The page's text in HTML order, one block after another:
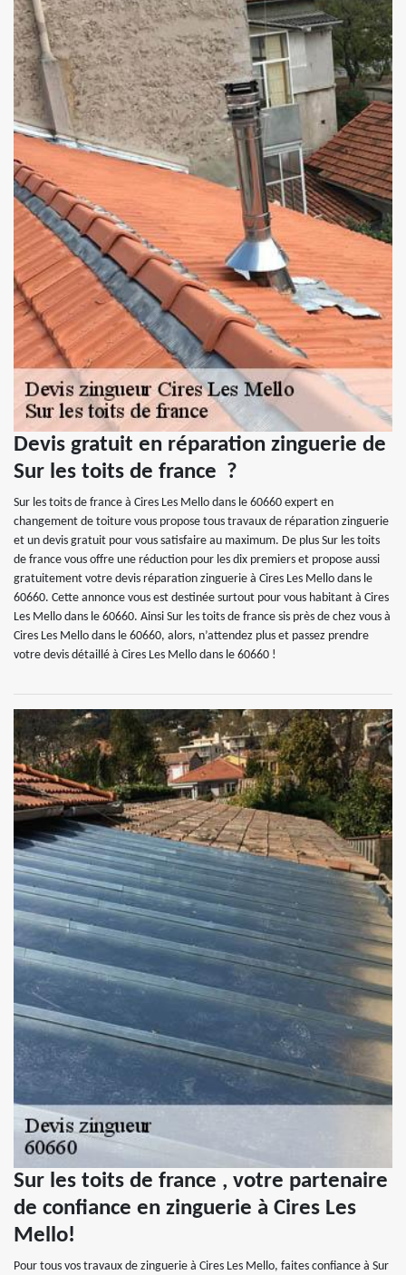
Devis gratuit en réparation zinguerie de
Sur les toits de france ?
Sur les toits de france à Cires Les Mello dans le 60660 expert en
changement de toiture vous propose tous travaux de réparation zinguerie
et un devis gratuit pour vous satisfaire au maximum. De plus Sur les toits
de france vous offre une réduction pour les dix premiers et propose aussi
gratuitement votre devis réparation zinguerie à Cires Les Mello dans le
60660. Cette annonce vous est destinée surtout pour vous habitant à Cires
Les Mello dans le 60660. Ainsi Sur les toits de france sis près de chez vous à
Cires Les Mello dans le 60660, alors, n’attendez plus et passez prendre
votre devis détaillé à Cires Les Mello dans le 60660 !
Sur les toits de france , votre partenaire
de confiance en zinguerie à Cires Les
Mello!
Pour tous vos travaux de zinguerie à Cires Les Mello, faites confiance à Sur